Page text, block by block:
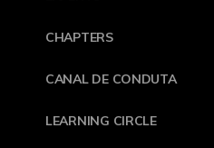
CHAPTERS
CANAL DE CONDUTA
LEARNING CIRCLE